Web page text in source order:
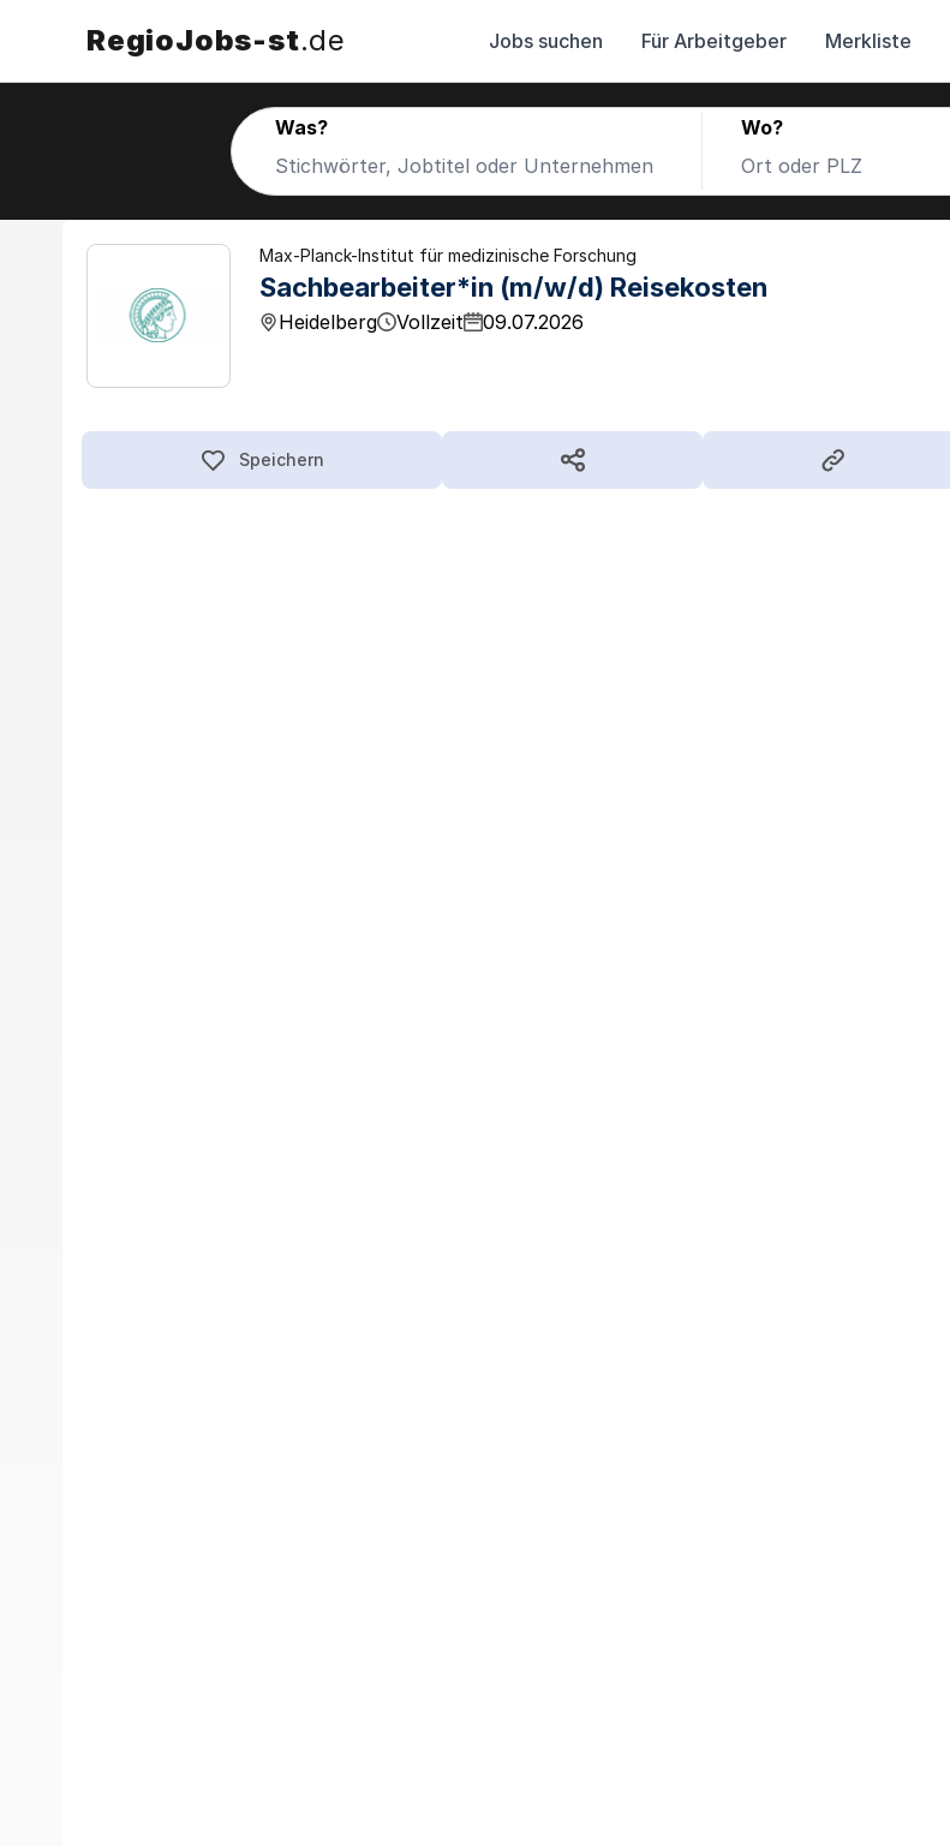
RegioJobs-st.de Jobs suchen Für Arbeitgeber Merkliste
Was? Wo?
Max-Planck-Institut für medizinische Forschung
Sachbearbeiter*in (m/w/d) Reisekosten
Heidelberg Vollzeit 09.07.2026
Speichern